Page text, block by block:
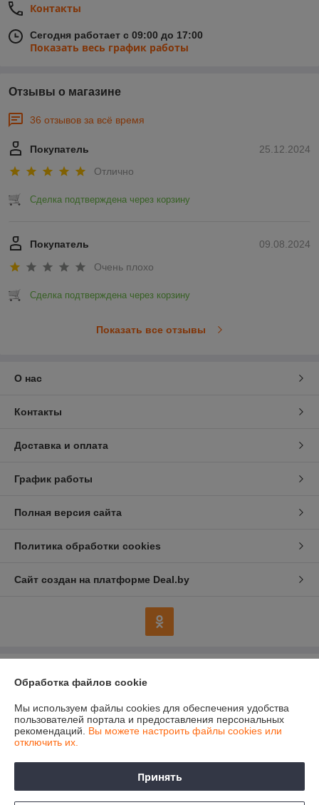
Контакты
Сегодня работает с 09:00 до 17:00
Показать весь график работы
Отзывы о магазине
36 отзывов за всё время
25.12.2024
Покупатель
Отлично
Сделка подтверждена через корзину
09.08.2024
Покупатель
Очень плохо
Сделка подтверждена через корзину
Показать все отзывы
О нас
Контакты
Доставка и оплата
График работы
Полная версия сайта
Политика обработки cookies
Сайт создан на платформе Deal.by
предприниматель Колесников Анатолий Анатольевич
247483 Гомельская область, Речицкий р-н, г. Речица, ул. Хлусса, д.48
Обработка файлов cookie
Мы используем файлы cookies для обеспечения удобства
пользователей портала и предоставления персональных
рекомендаций. Вы можете настроить файлы cookies или
отключить их.
Принять